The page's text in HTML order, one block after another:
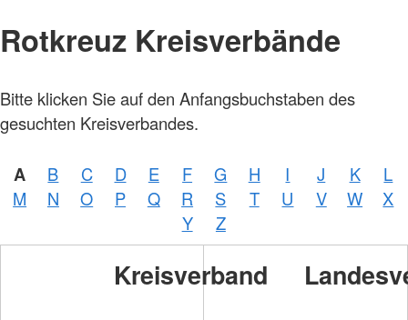
Rotkreuz Kreisverbände
Bitte klicken Sie auf den Anfangsbuchstaben des
gesuchten Kreisverbandes.
A B C D E F G H I J K
L
M
N O P Q R S T U V W
X
Y
Z
Kreisverband